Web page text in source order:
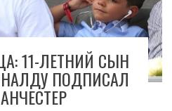
11-ЛЕТНИЙ СЫН
ПОДПИСАЛ